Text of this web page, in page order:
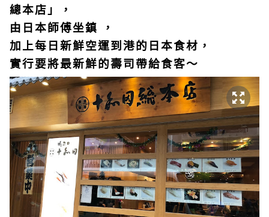
總本店」，
由日本師傅坐鎮 ，
加上每日新鮮空運到港的日本食材，
實行要將最新鮮的壽司帶給食客～